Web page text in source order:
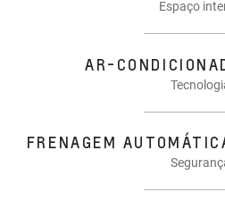
Espaço
AR-
FRENAGEM